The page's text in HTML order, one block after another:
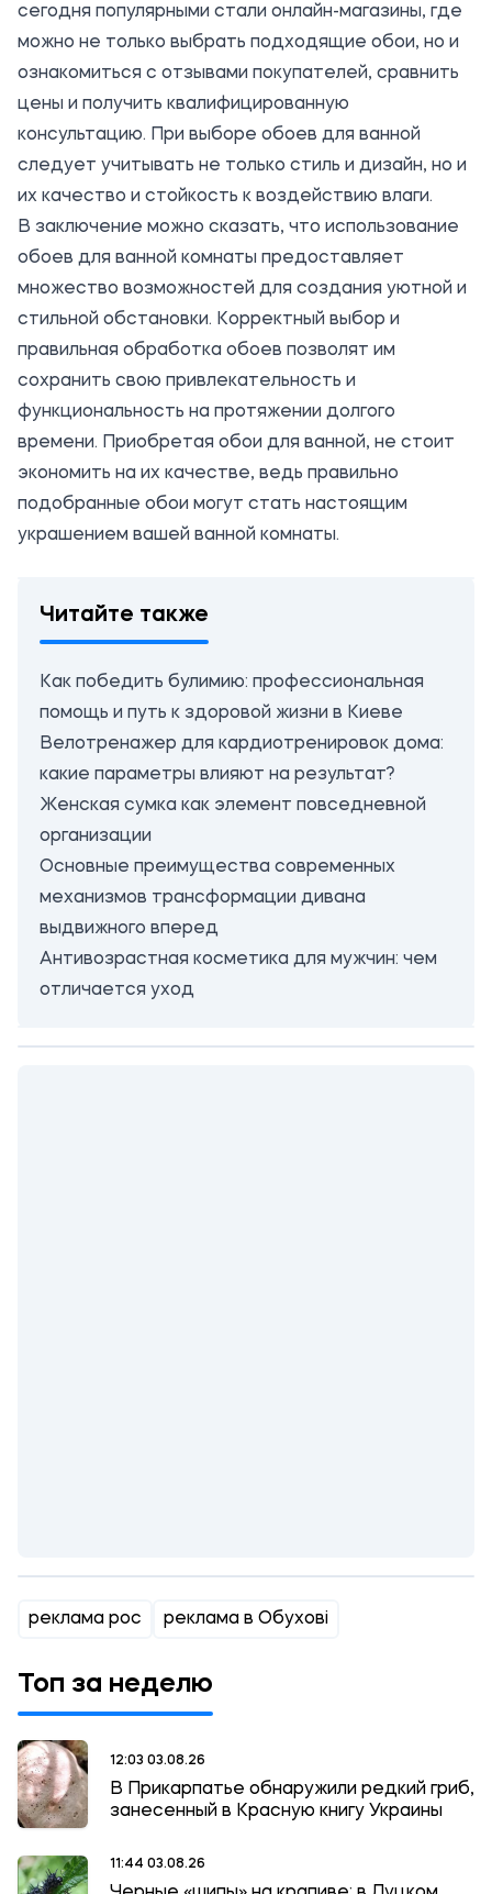
сегодня популярными стали онлайн-магазины, где
можно не только выбрать подходящие обои, но и
ознакомиться с отзывами покупателей, сравнить
цены и получить квалифицированную
консультацию. При выборе обоев для ванной
следует учитывать не только стиль и дизайн, но и
их качество и стойкость к воздействию влаги.
В заключение можно сказать, что использование
обоев для ванной комнаты предоставляет
множество возможностей для создания уютной и
стильной обстановки. Корректный выбор и
правильная обработка обоев позволят им
сохранить свою привлекательность и
функциональность на протяжении долгого
времени. Приобретая обои для ванной, не стоит
экономить на их качестве, ведь правильно
подобранные обои могут стать настоящим
украшением вашей ванной комнаты.
Читайте также
Как победить булимию: профессиональная
помощь и путь к здоровой жизни в Киеве
Велотренажер для кардиотренировок дома:
какие параметры влияют на результат?
Женская сумка как элемент повседневной
организации
Основные преимущества современных
механизмов трансформации дивана
выдвижного вперед
Антивозрастная косметика для мужчин: чем
отличается уход
реклама рос реклама в Обухові
Топ за неделю
12:03 03.08.26
В Прикарпатье обнаружили редкий гриб,
занесенный в Красную книгу Украины
11:44 03.08.26